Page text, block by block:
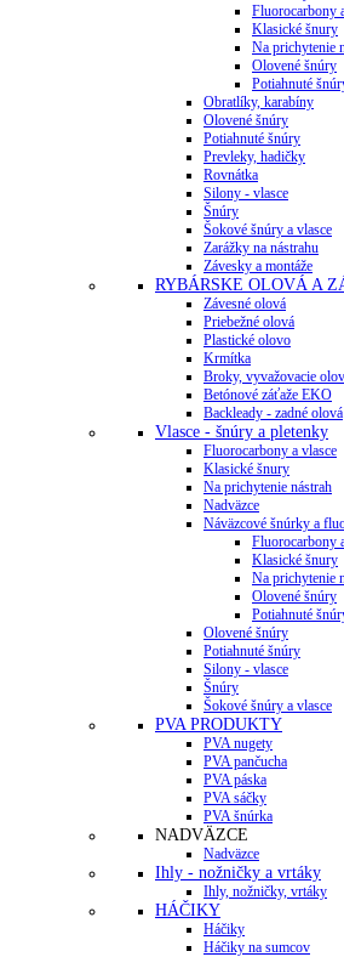
Fluorocarbony
Klasické šnury
Na prichytenie
Olovené šnúry
Potiahnuté
Obratlíky, karabíny
Olovené šnúry
Potiahnuté šnúry
Prevleky, hadičky
Rovnátka
Silony - vlasce
Šnúry
Šokové šnúry a vlasce
Zarážky na nástrahu
Závesky a montáže
RYBÁRSKE OLOVÁ A
Závesné olová
Priebežné olová
Plastické olovo
Krmítka
Broky, vyvažovacie
Betónové záťaže EKO
Backleady - zadné olová
Vlasce - šnúry a pletenky
Fluorocarbony a vlasce
Klasické šnury
Na prichytenie nástrah
Nadväzce
Náväzcové šnúrky a
Fluorocarbony
Klasické šnury
Na prichytenie
Olovené šnúry
Potiahnuté
Olovené šnúry
Potiahnuté šnúry
Silony - vlasce
Šnúry
Šokové šnúry a vlasce
PVA PRODUKTY
PVA nugety
PVA pančucha
PVA páska
PVA sáčky
PVA šnúrka
NADVÄZCE
Nadväzce
Ihly - nožničky a vrtáky
Ihly, nožničky, vrtáky
HÁČIKY
Háčiky
Háčiky na sumcov